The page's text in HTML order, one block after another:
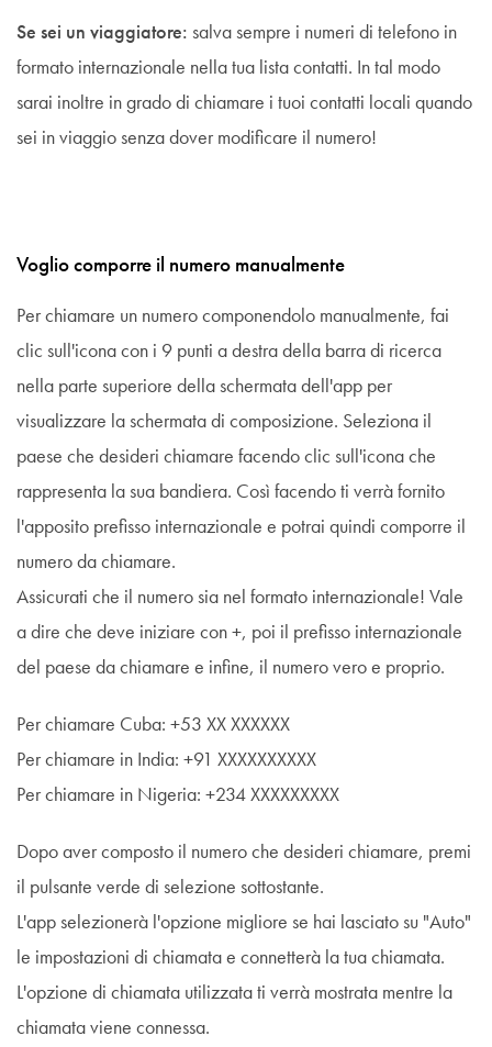
Se sei un viaggiatore: salva sempre i numeri di telefono in
formato internazionale nella tua lista contatti. In tal modo
sarai inoltre in grado di chiamare i tuoi contatti locali quando
sei in viaggio senza dover modificare il numero!
Voglio comporre il numero manualmente
Per chiamare un numero componendolo manualmente, fai
clic sull'icona con i 9 punti a destra della barra di ricerca
nella parte superiore della schermata dell'app per
visualizzare la schermata di composizione. Seleziona il
paese che desideri chiamare facendo clic sull'icona che
rappresenta la sua bandiera. Così facendo ti verrà fornito
l'apposito prefisso internazionale e potrai quindi comporre il
numero da chiamare.
Assicurati che il numero sia nel formato internazionale! Vale
a dire che deve iniziare con +, poi il prefisso internazionale
del paese da chiamare e infine, il numero vero e proprio.
Per chiamare Cuba: +53 XX XXXXXX
Per chiamare in India: +91 XXXXXXXXXX
Per chiamare in Nigeria: +234 XXXXXXXXX
Dopo aver composto il numero che desideri chiamare, premi
il pulsante verde di selezione sottostante.
L'app selezionerà l'opzione migliore se hai lasciato su "Auto"
le impostazioni di chiamata e connetterà la tua chiamata.
L'opzione di chiamata utilizzata ti verrà mostrata mentre la
chiamata viene connessa.